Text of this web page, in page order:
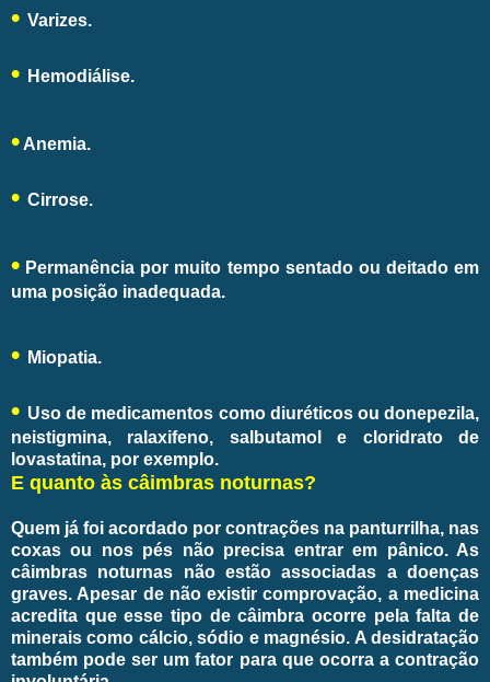
• Varizes.
• Hemodiálise.
• Anemia.
• Cirrose.
• Permanência por muito tempo sentado ou deitado em
uma posição inadequada.
• Miopatia.
• Uso de medicamentos como diuréticos ou donepezila,
neistigmina, ralaxifeno, salbutamol e cloridrato de
lovastatina, por exemplo.
E quanto às câimbras noturnas?
Quem já foi acordado por contrações na panturrilha, nas
coxas ou nos pés não precisa entrar em pânico. As
câimbras noturnas não estão associadas a doenças
graves. Apesar de não existir comprovação, a medicina
acredita que esse tipo de câimbra ocorre pela falta de
minerais como cálcio, sódio e magnésio. A desidratação
também pode ser um fator para que ocorra a contração